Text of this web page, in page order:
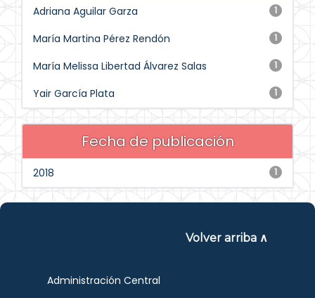
1
Adriana Aguilar Garza
1
María Martina Pérez Rendón
1
María Melissa Libertad Álvarez Salas
1
Yair García Plata
Fecha de publicación
1
2018
Volver arriba ∧
Administración Central